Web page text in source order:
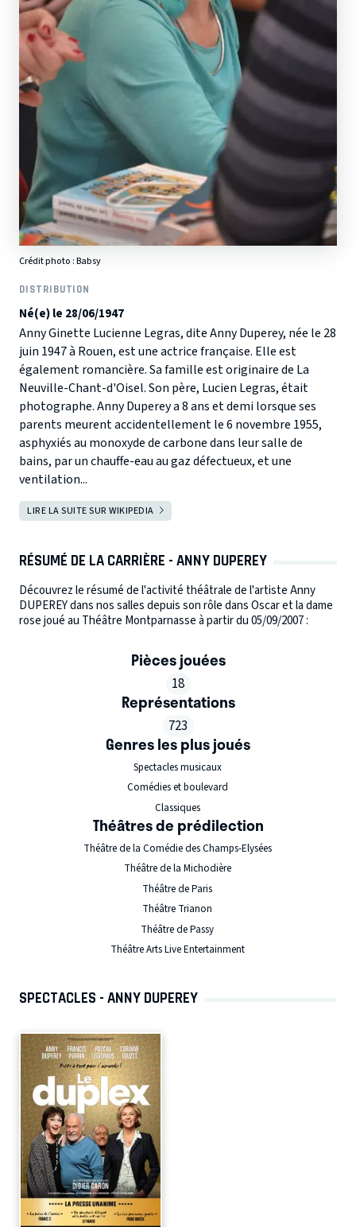
Crédit photo :Babsy
DISTRIBUTION
Né(e) le 28/06/1947
Anny Ginette Lucienne Legras, dite Anny Duperey, née le 28
juin 1947 à Rouen, est une actrice française. Elle est
également romancière. Sa famille est originaire de La
Neuville-Chant-d'Oisel. Son père, Lucien Legras, était
photographe. Anny Duperey a 8 ans et demi lorsque ses
parents meurent accidentellement le 6 novembre 1955,
asphyxiés au monoxyde de carbone dans leur salle de
bains, par un chauffe-eau au gaz défectueux, et une
ventilation...
LIRE LA SUITE SUR WIKIPEDIA
RÉSUMÉ DE LA CARRIÈRE - ANNY DUPEREY
Découvrez le résumé de l'activité théâtrale de l'artiste Anny
DUPEREY dans nos salles depuis son rôle dans Oscar et la dame
rose joué au Théâtre Montparnasse à partir du 05/09/2007 :
Pièces jouées
18
Représentations
723
Genres les plus joués
Spectacles musicaux
Comédies et boulevard
Classiques
Théâtres de prédilection
Théâtre de la Comédie des Champs-Elysées
Théâtre de la Michodière
Théâtre de Paris
Théâtre Trianon
Théâtre de Passy
Théâtre Arts Live Entertainment
SPECTACLES - ANNY DUPEREY